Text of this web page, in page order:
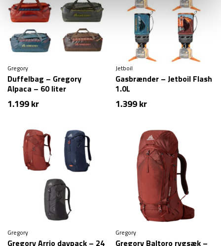
Gregory
Duffelbag – Gregory
Alpaca – 60 liter
1.199kr
Jetboil
Gasbrænder – Jetboil Flash
1.0L
1.399kr
Gregory
Gregory Arrio daypack – 24
Gregory
Gregory Baltoro rygsæk –